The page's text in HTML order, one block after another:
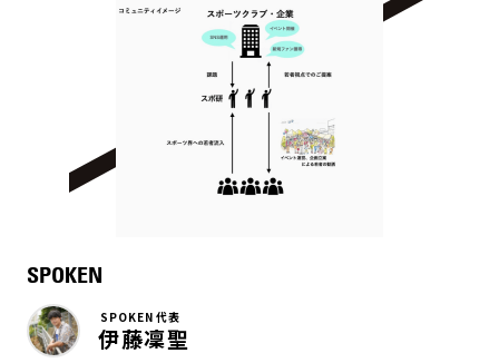
SPOKEN
SPOKEN 代表
伊藤凜聖